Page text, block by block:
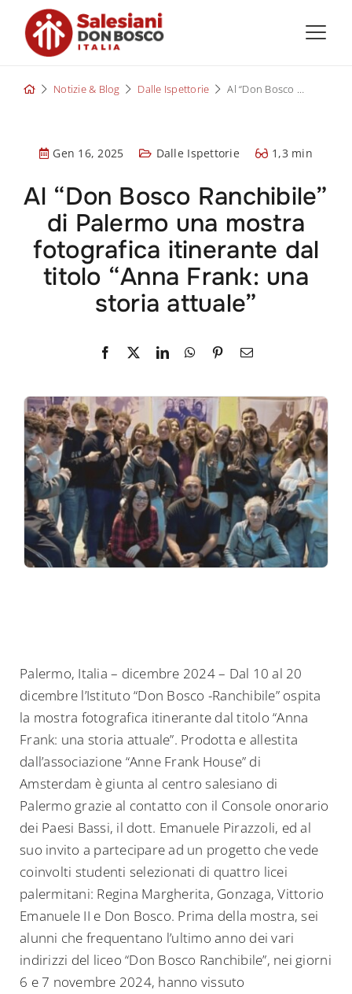
content
Notizie & Blog Dalle Ispettorie Al “Don Bosco Ranchibile” di Palermo una mostra fotografica itinerante dal titolo “Anna Frank: una storia attuale”
Gen 16, 2025 Dalle Ispettorie 1,3 min
Al “Don Bosco Ranchibile”
di Palermo una mostra
fotografica itinerante dal
titolo “Anna Frank: una
storia attuale”
Palermo, Italia – dicembre 2024 – Dal 10 al 20
dicembre l’Istituto “Don Bosco -Ranchibile” ospita
la mostra fotografica itinerante dal titolo “Anna
Frank: una storia attuale”. Prodotta e allestita
dall’associazione “Anne Frank House” di
Amsterdam è giunta al centro salesiano di
Palermo grazie al contatto con il Console onorario
dei Paesi Bassi, il dott. Emanuele Pirazzoli, ed al
suo invito a partecipare ad un progetto che vede
coinvolti studenti selezionati di quattro licei
palermitani: Regina Margherita, Gonzaga, Vittorio
Emanuele II e Don Bosco. Prima della mostra, sei
alunni che frequentano l’ultimo anno dei vari
indirizzi del liceo “Don Bosco Ranchibile”, nei giorni
6 e 7 novembre 2024, hanno vissuto